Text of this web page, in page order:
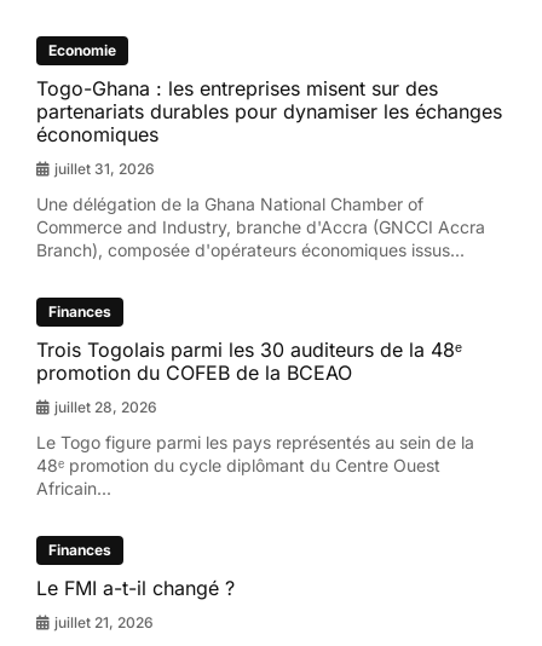
Economie
Togo-Ghana : les entreprises misent sur des
partenariats durables pour dynamiser les échanges
économiques
juillet 31, 2026
Une délégation de la Ghana National Chamber of
Commerce and Industry, branche d'Accra (GNCCI Accra
Branch), composée d'opérateurs économiques issus...
Finances
Trois Togolais parmi les 30 auditeurs de la 48ᵉ
promotion du COFEB de la BCEAO
juillet 28, 2026
Le Togo figure parmi les pays représentés au sein de la
48ᵉ promotion du cycle diplômant du Centre Ouest
Africain...
Finances
Le FMI a-t-il changé ?
juillet 21, 2026